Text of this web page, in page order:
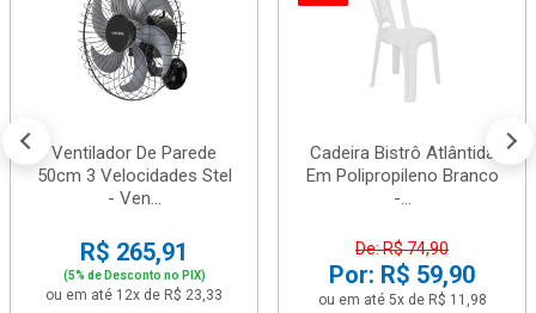
Ventilador De Parede
50cm 3 Velocidades Stel
- Ven...
R$ 265,91
(5% de Desconto no PIX)
ou em até 12x de R$ 23,33
Cadeira Bistrô Atlântida
Em Polipropileno Branco
-...
De: R$ 74,90
Por: R$ 59,90
ou em até 5x de R$ 11,98